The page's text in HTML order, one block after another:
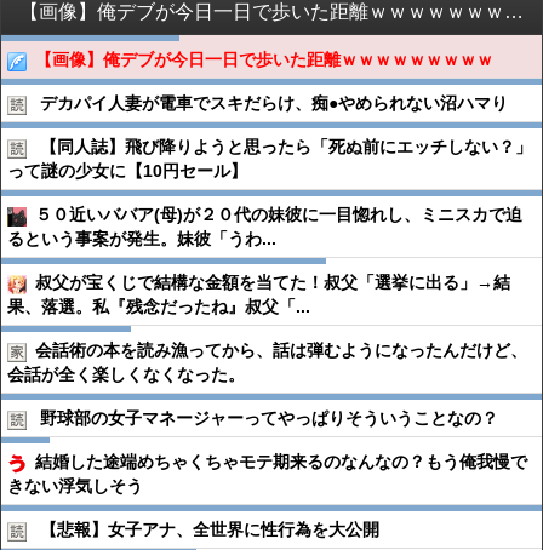
【画像】俺デブが今日一日で歩いた距離ｗｗｗｗｗｗｗｗｗ
【画像】俺デブが今日一日で歩いた距離ｗｗｗｗｗｗｗｗｗ
デカパイ人妻が電車でスキだらけ、痴●︎やめられない沼ハマり
【同人誌】飛び降りようと思ったら「死ぬ前にエッチしない？」
って謎の少女に【10円セール】
５０近いババア(母)が２０代の妹彼に一目惚れし、ミニスカで迫
るという事案が発生。妹彼「うわ...
叔父が宝くじで結構な金額を当てた！叔父「選挙に出る」→結
果、落選。私『残念だったね』叔父「...
会話術の本を読み漁ってから、話は弾むようになったんだけど、
会話が全く楽しくなくなった。
野球部の女子マネージャーってやっぱりそういうことなの？
結婚した途端めちゃくちゃモテ期来るのなんなの？もう俺我慢で
きない浮気しそう
【悲報】女子アナ、全世界に性行為を大公開